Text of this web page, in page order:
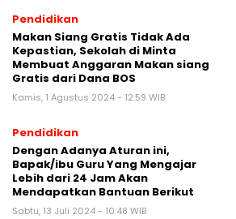
Pendidikan
Makan Siang Gratis Tidak Ada
Kepastian, Sekolah di Minta
Membuat Anggaran Makan siang
Gratis dari Dana BOS
Kamis, 1 Agustus 2024 - 12:59 WIB
Pendidikan
Dengan Adanya Aturan ini,
Bapak/ibu Guru Yang Mengajar
Lebih dari 24 Jam Akan
Mendapatkan Bantuan Berikut
Sabtu, 13 Juli 2024 - 10:48 WIB